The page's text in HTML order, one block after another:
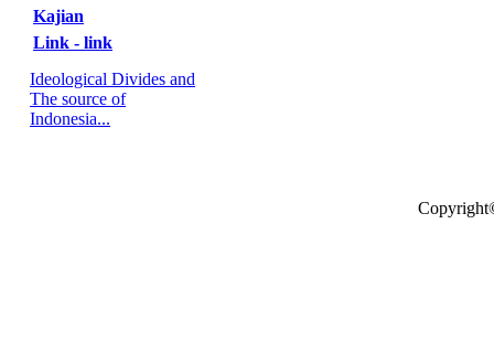
Kajian
Link - link
Ideological Divides and
The source of
Indonesia...